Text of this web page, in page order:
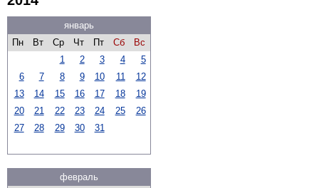
январь
Пн
Вт Ср Чт Пт Сб
Вс
1
2 3 4
5
6
7 8 9 10 11
12
13
14 15 16 17 18
19
20
21 22 23 24 25
26
27
28 29 30 31
февраль